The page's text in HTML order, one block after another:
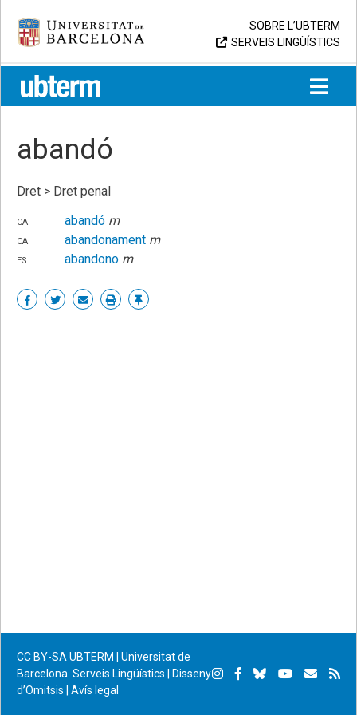
content
Universitat de Barcelona
SOBRE L’UBTERM
SERVEIS LINGÜÍSTICS
UB > UBTERM
abandó
Dret > Dret penal
ca
abandó m
ca
abandonament m
es
abandono m
Share ShareSharePrint Enllaç
CC BY-SA UBTERM | Universitat de
Barcelona. Serveis Lingüístics
Disseny
d’Omitsis
Avís legal
Instagram
Facebook
BlueskyYouTube